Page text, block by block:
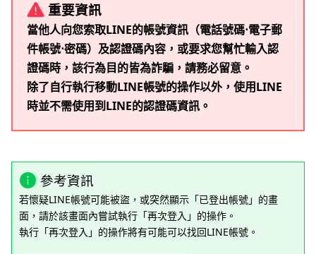
重要資訊
當他人向您索取LINE的帳號資訊（電話號碼⋅電子郵
件帳號⋅密碼）及認證碼內容，或要求您幫忙輸入認
證碼時，該行為目的皆為詐騙，請務必留意。
除了自行執行移動LINE帳號的操作以外，使用LINE
時並不需使用到LINE的認證碼資訊。
參考資訊
若懷疑LINE帳號可能被盜，或突然顯示「已登出帳號」的畫
面，請於該畫面內嘗試執行「再次登入」的操作。
執行「再次登入」的操作將有可能可以找回LINE帳號。